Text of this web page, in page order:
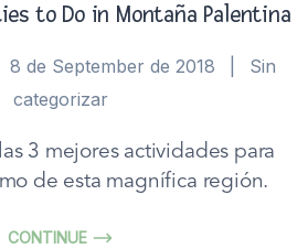
to Do in Montaña Palentina
8 de September de 2018
Sin
categorizar
3 mejores actividades para
de esta magnífica región.
CONTINUE